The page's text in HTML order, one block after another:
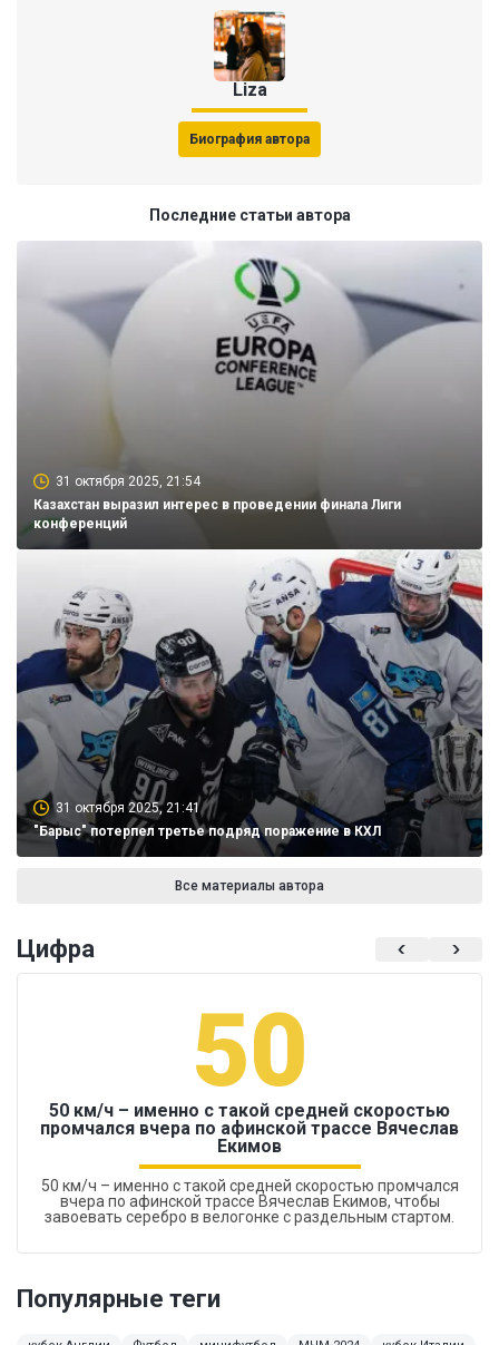
Liza
Биография автора
Последние статьи автора
31 октября 2025, 21:54
Казахстан выразил интерес в проведении финала Лиги
конференций
31 октября 2025, 21:41
"Барыс" потерпел третье подряд поражение в КХЛ
Все материалы автора
Цифра
50
50 км/ч – именно с такой средней скоростью
промчался вчера по афинской трассе Вячеслав
Екимов
50 км/ч – именно с такой средней скоростью промчался
вчера по афинской трассе Вячеслав Екимов, чтобы
завоевать серебро в велогонке с раздельным стартом.
Популярные теги